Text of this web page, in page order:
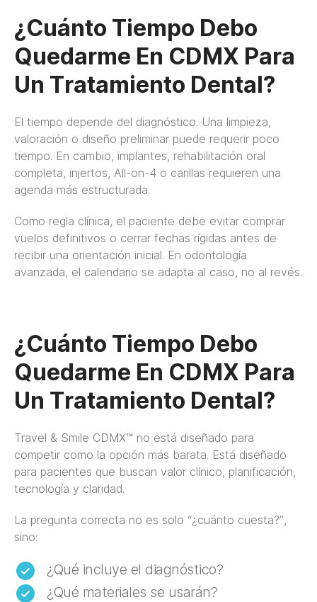
¿Cuánto Tiempo Debo
Quedarme En CDMX Para
Un Tratamiento Dental?
El tiempo depende del diagnóstico. Una limpieza,
valoración o diseño preliminar puede requerir poco
tiempo. En cambio, implantes, rehabilitación oral
completa, injertos, All-on-4 o carillas requieren una
agenda más estructurada.
Como regla clínica, el paciente debe evitar comprar
vuelos definitivos o cerrar fechas rígidas antes de
recibir una orientación inicial. En odontología
avanzada, el calendario se adapta al caso, no al revés.
¿Cuánto Tiempo Debo
Quedarme En CDMX Para
Un Tratamiento Dental?
Travel & Smile CDMX™ no está diseñado para
competir como la opción más barata. Está diseñado
para pacientes que buscan valor clínico, planificación,
tecnología y claridad.
La pregunta correcta no es solo “¿cuánto cuesta?”,
sino:
¿Qué incluye el diagnóstico?
¿Qué materiales se usarán?